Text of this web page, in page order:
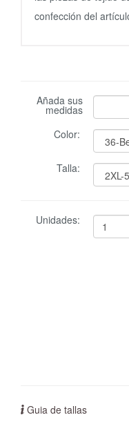
confección del
Añada sus
medidas
Color:
Talla:
Unidades:
Guia de tallas